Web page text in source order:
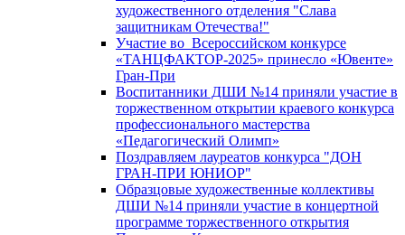
художественного отделения "Слава
защитникам Отечества!"
Участие во Всероссийском конкурсе
«ТАНЦФАКТОР-2025» принесло «Ювенте»
Гран-При
Воспитанники ДШИ №14 приняли участие в
торжественном открытии краевого конкурса
профессионального мастерства
«Педагогический Олимп»
Поздравляем лауреатов конкурса "ДОН
ГРАН-ПРИ ЮНИОР"
Образцовые художественные коллективы
ДШИ №14 приняли участие в концертной
программе торжественного открытия